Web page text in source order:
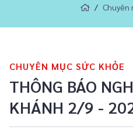
Chuyên
CHUYÊN MỤC SỨC KHỎE
THÔNG BÁO
KHÁNH 2/9 -